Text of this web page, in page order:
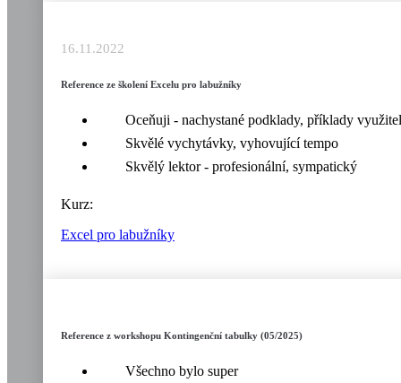
16.11.2022
Reference ze školení Excelu pro labužníky
Oceňuji - nachystané podklady, příklady
Skvělé vychytávky, vyhovující tempo
Skvělý lektor - profesionální, sympatický
Kurz:
Excel pro labužníky
Reference z workshopu Kontingenční tabulky (05/2025)
Všechno bylo super